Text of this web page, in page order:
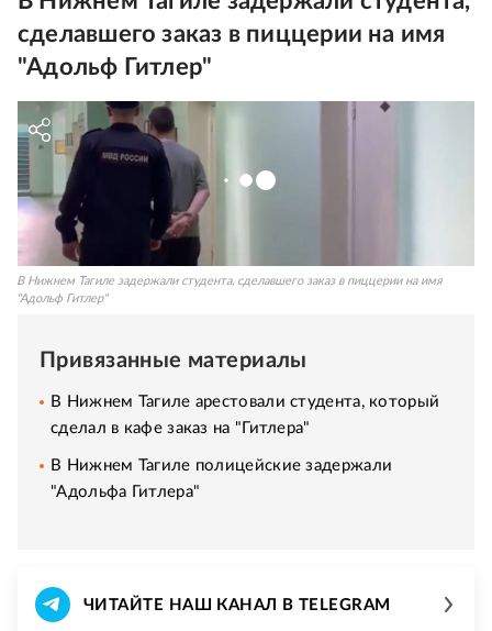
сделавшего заказ в пиццерии на имя
"Адольф Гитлер"
В Нижнем Тагиле задержали студента, сделавшего заказ в пиццерии на имя
"Адольф Гитлер"
Привязанные материалы
В Нижнем Тагиле арестовали студента, который
сделал в кафе заказ на "Гитлера"
В Нижнем Тагиле полицейские задержали
"Адольфа Гитлера"
ЧИТАЙТЕ НАШ КАНАЛ В TELEGRAM